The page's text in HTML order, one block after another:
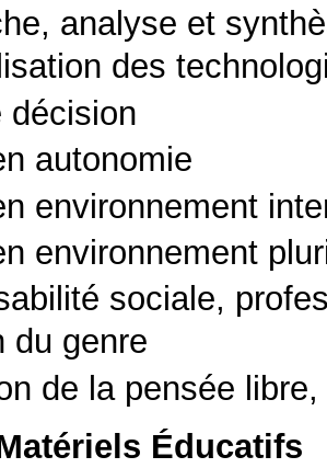
analyse et
des
décision
autonomie
environnement
environnement
sociale,
du genre
de la pensée
Éducatifs